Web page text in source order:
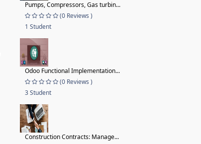
Pumps, Compressors, Gas turbin...
(0 Reviews )
1 Student
Odoo Functional Implementation...
(0 Reviews )
3 Student
Construction Contracts: Manage...